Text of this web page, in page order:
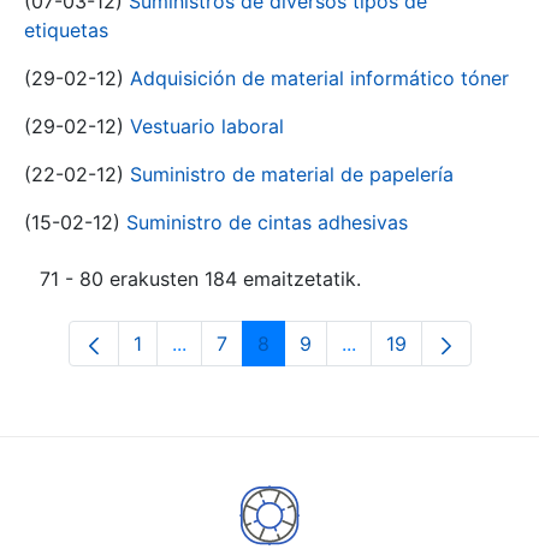
etiquetas
(29-02-12) Adquisición de material informático tóner
(29-02-12) Vestuario laboral
(22-02-12) Suministro de material de papelería
(15-02-12) Suministro de cintas adhesivas
71 - 80 erakusten 184 emaitzetatik.
Orrialdea
1 ...Intermediate Pages Use TAB to
Orrialdea
7 Orrialdea
8 Orrialdea
9 ...Intermediate Pages
Orrialdea
19